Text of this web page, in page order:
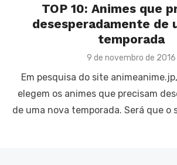
TOP 10: Animes que
desesperadamente de
temporada
Posted
9 de novembro de 2016
Em pesquisa do site
elegem os animes que precisam
de uma nova temporada. Será que o